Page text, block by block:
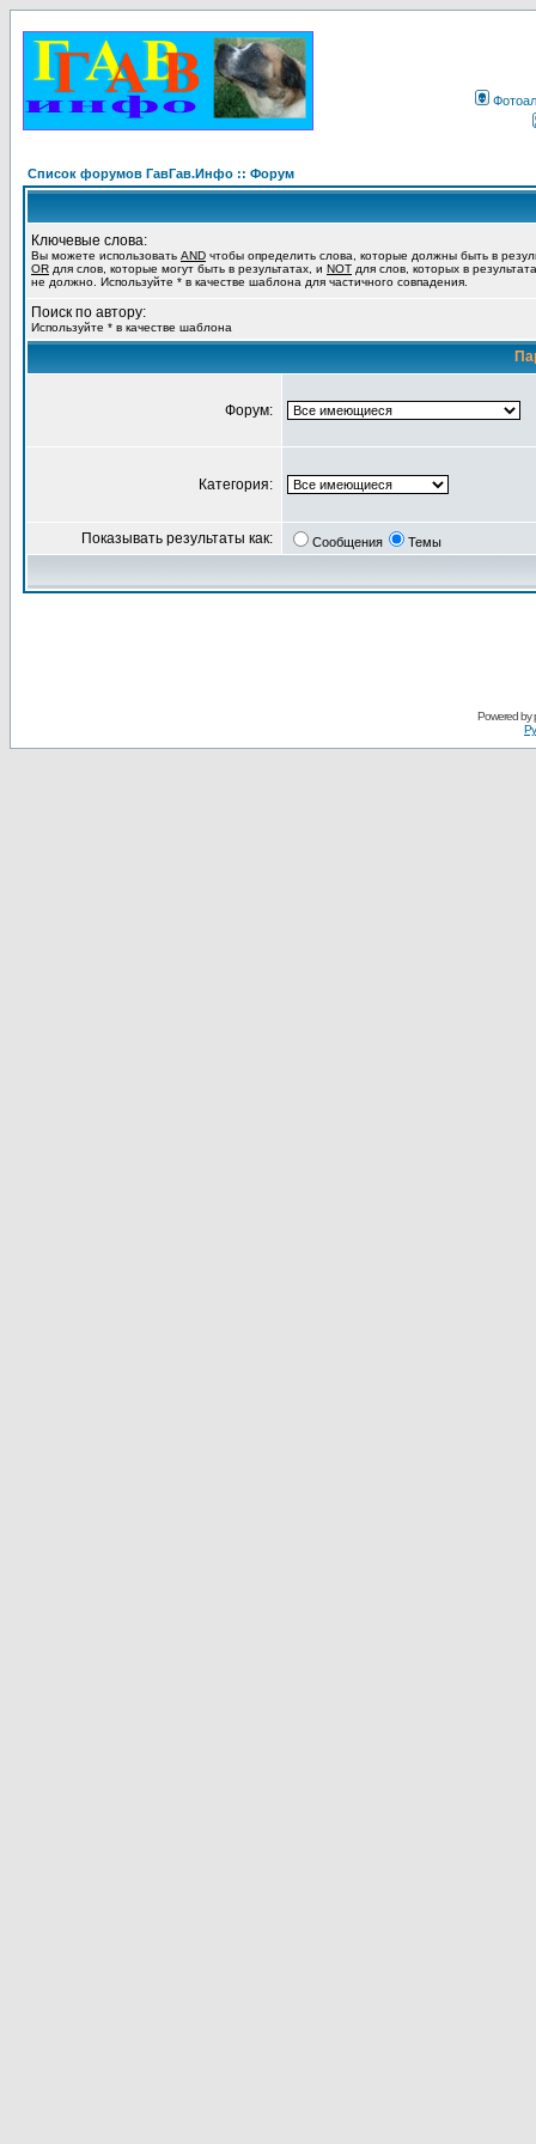
Список форумов ГавГав.Инфо :: Форум
Ключевые слова:
Вы можете использовать AND чтобы определить слова, которые должны быть в
OR для слов, которые могут быть в результатах, и NOT для слов, которых в
не должно. Используйте * в качестве шаблона для частичного совпадения.
Поиск по автору:
Используйте * в качестве шаблона
Форум:
Категория:
Показывать результаты как: Сообщения Темы
Powered by